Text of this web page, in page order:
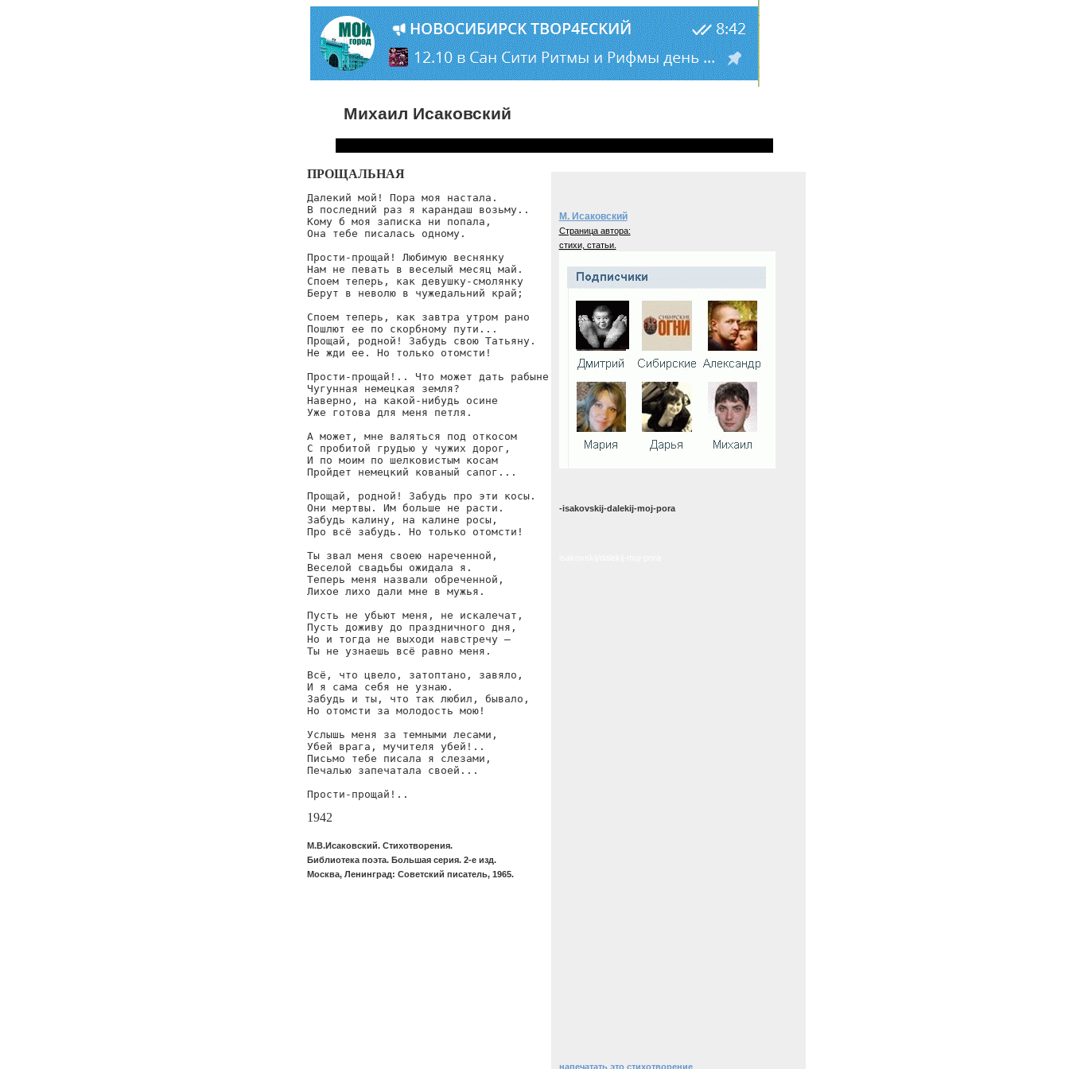
Михаил Исаковский
ПРОЩАЛЬНАЯ
Далекий мой! Пора моя настала.
В последний раз я карандаш возьму..
Кому б моя записка ни попала,
Она тебе писалась одному.
Прости-прощай! Любимую веснянку
Нам не певать в веселый месяц май.
Споем теперь, как девушку-смолянку
Берут в неволю в чужедальний край;
Споем теперь, как завтра утром рано
Пошлют ее по скорбному пути...
Прощай, родной! Забудь свою Татьяну.
Не жди ее. Но только отомсти!
Прости-прощай!.. Что может дать рабыне
Чугунная немецкая земля?
Наверно, на какой-нибудь осине
Уже готова для меня петля.
А может, мне валяться под откосом
С пробитой грудью у чужих дорог,
И по моим по шелковистым косам
Пройдет немецкий кованый сапог...
Прощай, родной! Забудь про эти косы.
Они мертвы. Им больше не расти.
Забудь калину, на калине росы,
Про всё забудь. Но только отомсти!
Ты звал меня своею нареченной,
Веселой свадьбы ожидала я.
Теперь меня назвали обреченной,
Лихое лихо дали мне в мужья.
Пусть не убьют меня, не искалечат,
Пусть доживу до праздничного дня,
Но и тогда не выходи навстречу —
Ты не узнаешь всё равно меня.
Всё, что цвело, затоптано, завяло,
И я сама себя не узнаю.
Забудь и ты, что так любил, бывало,
Но отомсти за молодость мою!
Услышь меня за темными лесами,
Убей врага, мучителя убей!..
Письмо тебе писала я слезами,
Печалью запечатала своей...
Прости-прощай!..
1942
М.В.Исаковский. Стихотворения.
Библиотека поэта. Большая серия. 2-е изд.
Москва, Ленинград: Советский писатель, 1965.
М. Исаковский
Страница автора:
стихи, статьи.
-isakovskij-dalekij-moj-pora
напечатать это стихотворение